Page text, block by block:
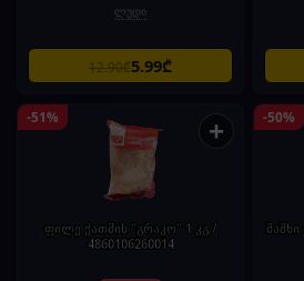
ლუდი
12.90₾5.99₾
-51% +
ფილე ქათმის "გრაკო" 1 კგ /
4860106260014
-50%